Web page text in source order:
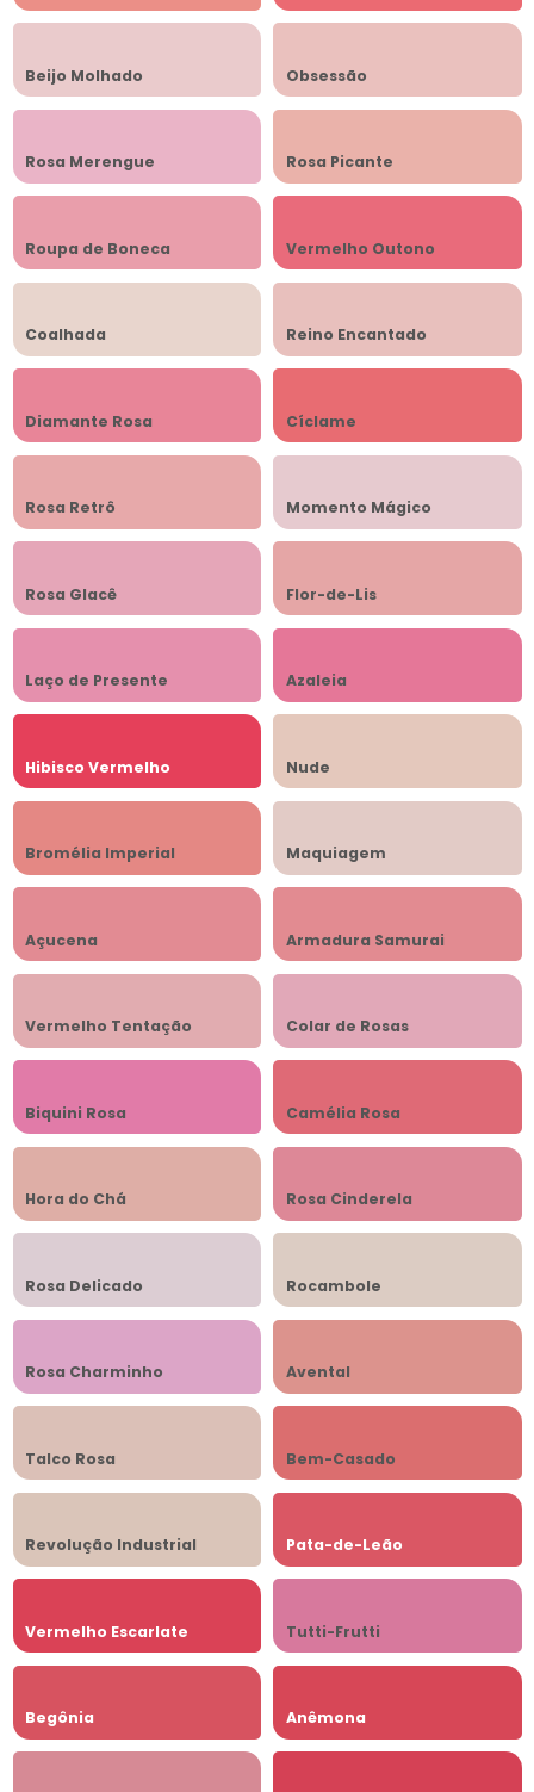
Beijo Molhado Obsessão
Rosa Merengue Rosa Picante
Roupa de Boneca Vermelho Outono
Coalhada Reino Encantado
Diamante Rosa Cíclame
Rosa Retrô Momento Mágico
Rosa Glacê Flor-de-Lis
Laço de Presente Azaleia
Hibisco Vermelho Nude
Bromélia Imperial Maquiagem
Açucena Armadura Samurai
Vermelho Tentação Colar de Rosas
Biquini Rosa Camélia Rosa
Hora do Chá Rosa Cinderela
Rosa Delicado Rocambole
Rosa Charminho Avental
Talco Rosa Bem-Casado
Revolução Industrial Pata-de-Leão
Vermelho Escarlate Tutti-Frutti
Begônia Anêmona